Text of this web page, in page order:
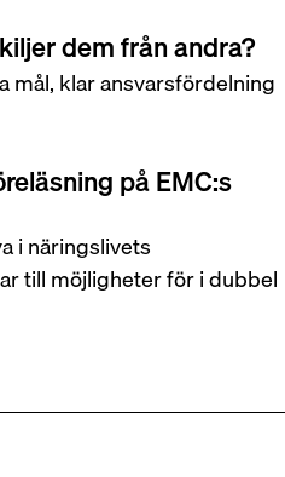
dem från andra?
klar ansvarsfördelning
på EMC:s
i näringslivets
till möjligheter för i dubbel